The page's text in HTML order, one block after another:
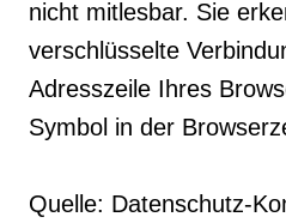
nicht mitlesbar. Sie
verschlüsselte
Adresszeile Ihres
Symbol in der
Quelle: Datenschutz-